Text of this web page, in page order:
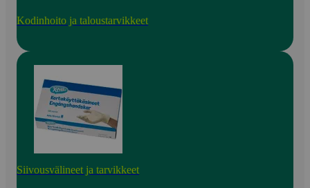
Kodinhoito ja taloustarvikkeet
Siivousvälineet ja tarvikkeet